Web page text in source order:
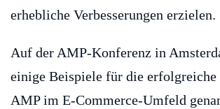
erhebliche Verbesserungen erzielen.
Auf der AMP-Konferenz in
einige Beispiele für die erfolgreiche
AMP im E-Commerce-Umfeld